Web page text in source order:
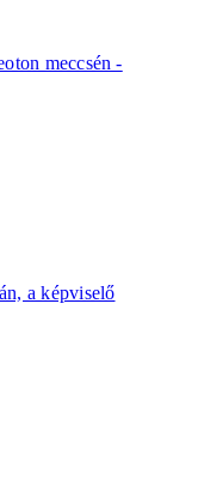
meccsén -
a képviselő